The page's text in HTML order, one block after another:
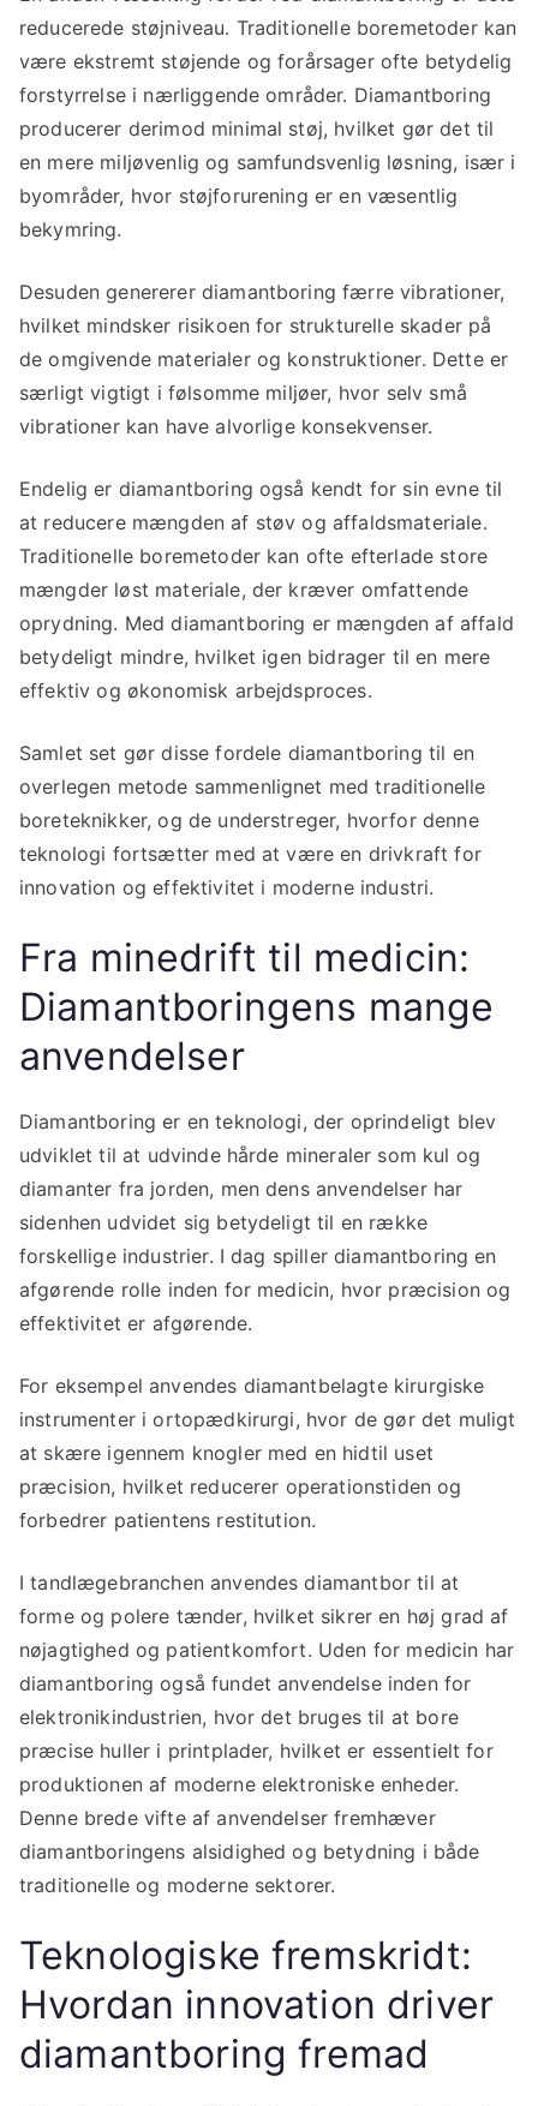
reducerede støjniveau. Traditionelle boremetoder kan
være ekstremt støjende og forårsager ofte betydelig
forstyrrelse i nærliggende områder. Diamantboring
producerer derimod minimal støj, hvilket gør det til
en mere miljøvenlig og samfundsvenlig løsning, især i
byområder, hvor støjforurening er en væsentlig
bekymring.
Desuden genererer diamantboring færre vibrationer,
hvilket mindsker risikoen for strukturelle skader på
de omgivende materialer og konstruktioner. Dette er
særligt vigtigt i følsomme miljøer, hvor selv små
vibrationer kan have alvorlige konsekvenser.
Endelig er diamantboring også kendt for sin evne til
at reducere mængden af støv og affaldsmateriale.
Traditionelle boremetoder kan ofte efterlade store
mængder løst materiale, der kræver omfattende
oprydning. Med diamantboring er mængden af affald
betydeligt mindre, hvilket igen bidrager til en mere
effektiv og økonomisk arbejdsproces.
Samlet set gør disse fordele diamantboring til en
overlegen metode sammenlignet med traditionelle
boreteknikker, og de understreger, hvorfor denne
teknologi fortsætter med at være en drivkraft for
innovation og effektivitet i moderne industri.
Fra minedrift til medicin:
Diamantboringens mange
anvendelser
Diamantboring er en teknologi, der oprindeligt blev
udviklet til at udvinde hårde mineraler som kul og
diamanter fra jorden, men dens anvendelser har
sidenhen udvidet sig betydeligt til en række
forskellige industrier. I dag spiller diamantboring en
afgørende rolle inden for medicin, hvor præcision og
effektivitet er afgørende.
For eksempel anvendes diamantbelagte kirurgiske
instrumenter i ortopædkirurgi, hvor de gør det muligt
at skære igennem knogler med en hidtil uset
præcision, hvilket reducerer operationstiden og
forbedrer patientens restitution.
I tandlægebranchen anvendes diamantbor til at
forme og polere tænder, hvilket sikrer en høj grad af
nøjagtighed og patientkomfort. Uden for medicin har
diamantboring også fundet anvendelse inden for
elektronikindustrien, hvor det bruges til at bore
præcise huller i printplader, hvilket er essentielt for
produktionen af moderne elektroniske enheder.
Denne brede vifte af anvendelser fremhæver
diamantboringens alsidighed og betydning i både
traditionelle og moderne sektorer.
Teknologiske fremskridt:
Hvordan innovation driver
diamantboring fremad